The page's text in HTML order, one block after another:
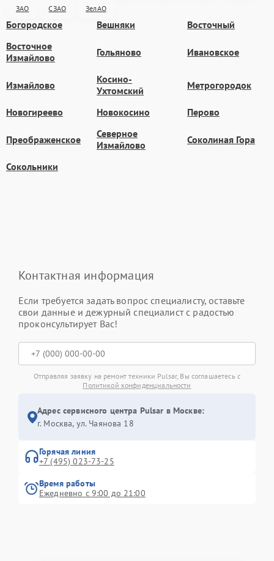
ЗАО СЗАО ЗелАО
Богородское Вешняки
Восточный
Восточное
Измайлово
Гольяново Ивановское
Измайлово
Косино-
Ухтомский
Метрогородок
Новогиреево Новокосино Перово
Преображенское
Северное
Измайлово
Соколиная Гора
Сокольники
Контактная информация
Если требуется задать вопрос специалисту, оставьте
свои данные и дежурный специалист с радостью
проконсультирует Вас!
Отправляя заявку на ремонт техники Pulsar, Вы соглашаетесь с
Политикой конфиденциальности
Адрес сервисного центра Pulsar в Москве:
г. Москва, ул. Чаянова 18
Горячая линия
+7 (495) 023-73-25
Время работы
Ежедневно с 9:00 до 21:00